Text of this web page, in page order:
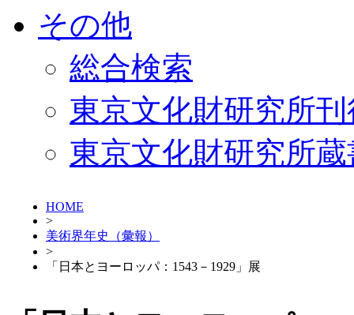
その他
総合検索
東京文化財研究所
東京文化財研究所
HOME
>
美術界年史（彙報）
>
「日本とヨーロッパ：1543－1929」展